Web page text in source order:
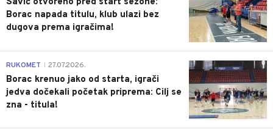
Borac napada titulu, klub ulazi bez
dugova prema igračima!
0
RUKOMET 27.07.2026.
Borac krenuo jako od starta, igrači
jedva dočekali početak priprema: Cilj se
zna - titula!